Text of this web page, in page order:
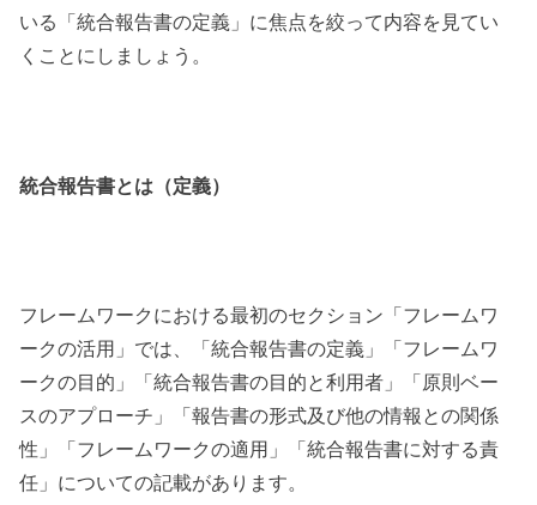
いる「統合報告書の定義」に焦点を絞って内容を見てい
くことにしましょう。
統合報告書とは（定義）
フレームワークにおける最初のセクション「フレームワ
ークの活用」では、「統合報告書の定義」「フレームワ
ークの目的」「統合報告書の目的と利用者」「原則ベー
スのアプローチ」「報告書の形式及び他の情報との関係
性」「フレームワークの適用」「統合報告書に対する責
任」についての記載があります。